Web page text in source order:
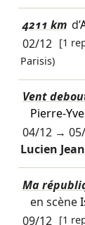
4211 km d’
02/12 [1
Parisis)
Vent
Pierre-
04/12→
Lucien Jean
Ma
en scène
09/12 [1